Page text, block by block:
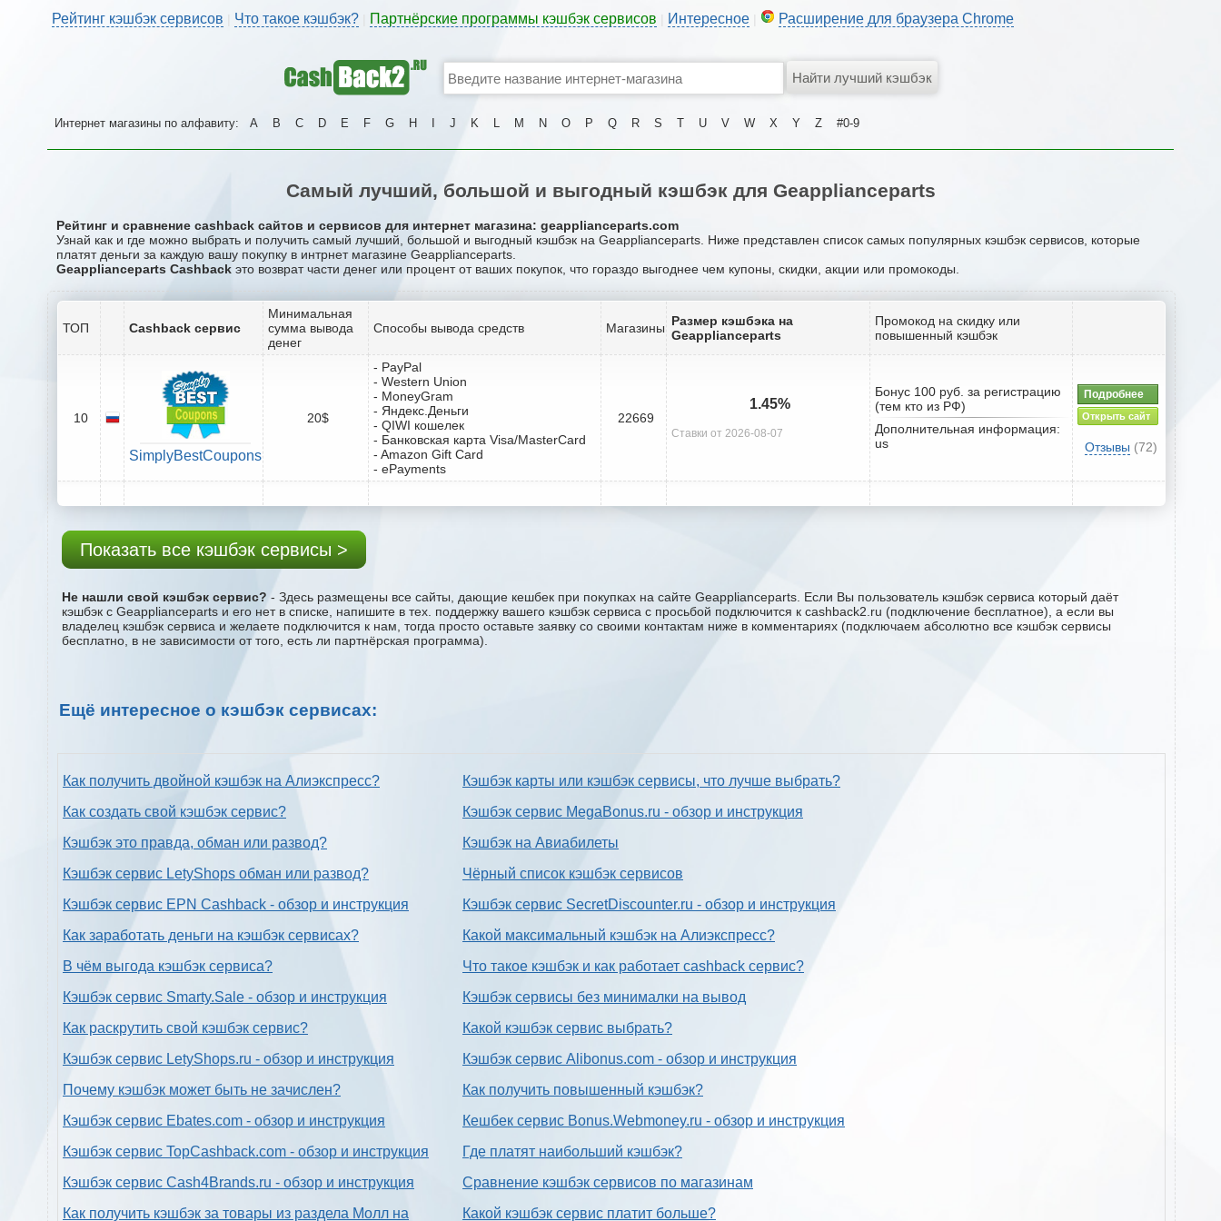
Рейтинг кэшбэк сервисов Что такое кэшбэк? Партнёрские программы кэшбэк сервисов Интересное Расширение для браузера Chrome
Интернет магазины по алфавиту: A B C D E F G H J K L M N O P Q R S T U V W X Y Z #0-9
Самый лучший, большой и выгодный кэшбэк для Geapplianceparts
Рейтинг и сравнение cashback сайтов и сервисов для интернет магазина: geapplianceparts.com
Узнай как и где можно выбрать и получить самый лучший, большой и выгодный кэшбэк на Geapplianceparts. Ниже представлен список самых популярных кэшбэк сервисов, которые
платят деньги за каждую вашу покупку в интрнет магазине Geapplianceparts.
Geapplianceparts Cashback это возврат части денег или процент от ваших покупок, что гораздо выгоднее чем купоны, скидки, акции или промокоды.
ТОП Cashback сервис
Минимальная
сумма вывода
денег
Способы вывода средств Магазины Размер кэшбэка на
Geapplianceparts
Промокод на скидку или
повышенный кэшбэк
10
SimplyBestCoupons
20$
- PayPal
- Western Union
- MoneyGram
- Яндекс.Деньги
- QIWI кошелек
- Банковская карта Visa/MasterCard
- Amazon Gift Card
- ePayments
22669
1.45%
Ставки от 2026-08-07
Бонус 100 руб. за регистрацию
(тем кто из РФ)
Дополнительная информация:
us
Подробнее
Открыть сайт
Отзывы (72)
Показать все кэшбэк сервисы >
Не нашли свой кэшбэк сервис? - Здесь размещены все сайты, дающие кешбек при покупках на сайте Geapplianceparts. Если Вы пользователь кэшбэк сервиса который даёт
кэшбэк с Geapplianceparts и его нет в списке, напишите в тех. поддержку вашего кэшбэк сервиса с проcьбой подключится к cashback2.ru (подключение бесплатное), а если вы
владелец кэшбэк сервиса и желаете подключится к нам, тогда просто оставьте заявку со своими контактам ниже в комментариях (подключаем абсолютно все кэшбэк сервисы
бесплатно, в не зависимости от того, есть ли партнёрская программа).
Ещё интересное о кэшбэк сервисах:
Как получить двойной кэшбэк на Алиэкспресс?
Как создать свой кэшбэк сервис?
Кэшбэк это правда, обман или развод?
Кэшбэк сервис LetyShops обман или развод?
Кэшбэк сервис EPN Cashback - обзор и инструкция
Как заработать деньги на кэшбэк сервисах?
В чём выгода кэшбэк сервиса?
Кэшбэк сервис Smarty.Sale - обзор и инструкция
Как раскрутить свой кэшбэк сервис?
Кэшбэк сервис LetyShops.ru - обзор и инструкция
Почему кэшбэк может быть не зачислен?
Кэшбэк сервис Ebates.com - обзор и инструкция
Кэшбэк сервис TopCashback.com - обзор и инструкция
Кэшбэк сервис Cash4Brands.ru - обзор и инструкция
Как получить кэшбэк за товары из раздела Молл на
Кэшбэк карты или кэшбэк сервисы, что лучше выбрать?
Кэшбэк сервис MegaBonus.ru - обзор и инструкция
Кэшбэк на Авиабилеты
Чёрный список кэшбэк сервисов
Кэшбэк сервис SecretDiscounter.ru - обзор и инструкция
Какой максимальный кэшбэк на Алиэкспресс?
Что такое кэшбэк и как работает cashback сервис?
Кэшбэк сервисы без минималки на вывод
Какой кэшбэк сервис выбрать?
Кэшбэк сервис Alibonus.com - обзор и инструкция
Как получить повышенный кэшбэк?
Кешбек сервис Bonus.Webmoney.ru - обзор и инструкция
Где платят наибольший кэшбэк?
Сравнение кэшбэк сервисов по магазинам
Какой кэшбэк сервис платит больше?